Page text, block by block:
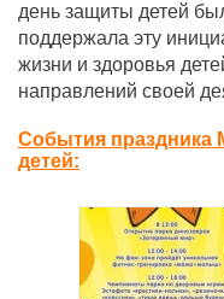
день защиты детей
поддержала эту
жизни и здоровья
направлений своей
События
детей: